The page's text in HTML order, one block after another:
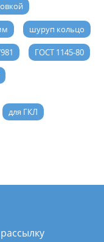
шуруп кольцо
ГОСТ 1145-80
для ГКЛ